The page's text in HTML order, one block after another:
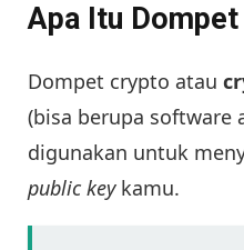
Apa Itu
Dompet crypto atau
(bisa berupa software
digunakan untuk
public keykamu.